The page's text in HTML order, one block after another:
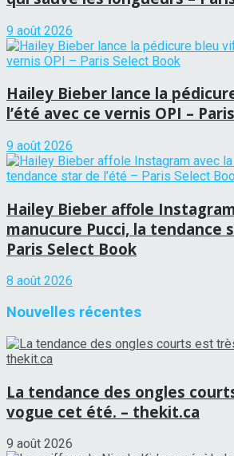
9 août 2026
Hailey Bieber lance la
l’été avec ce vernis OPI –
9 août 2026
Hailey Bieber affole
manucure Pucci, la tendance
Paris Select Book
8 août 2026
Nouvelles récentes
La tendance des ongles
vogue cet été. – thekit.ca
9 août 2026